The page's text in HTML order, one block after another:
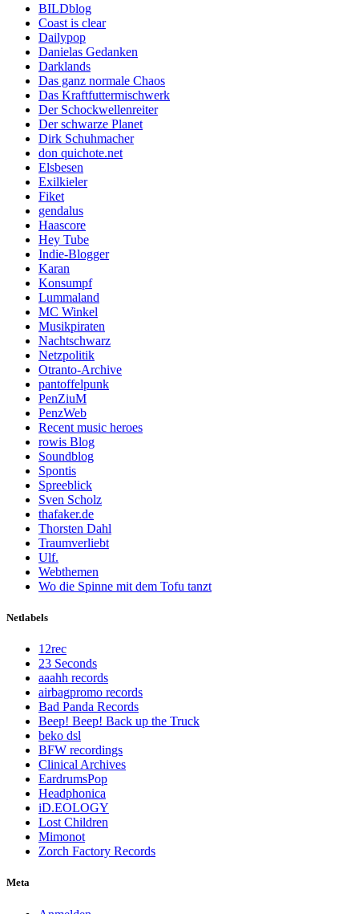
BILDblog
Coast is clear
Dailypop
Danielas Gedanken
Darklands
Das ganz normale Chaos
Das Kraftfuttermischwerk
Der Schockwellenreiter
Der schwarze Planet
Dirk Schuhmacher
don quichote.net
Elsbesen
Exilkieler
Fiket
gendalus
Haascore
Hey Tube
Indie-Blogger
Karan
Konsumpf
Lummaland
MC Winkel
Musikpiraten
Nachtschwarz
Netzpolitik
Otranto-Archive
pantoffelpunk
PenZiuM
PenzWeb
Recent music heroes
rowis Blog
Soundblog
Spontis
Spreeblick
Sven Scholz
thafaker.de
Thorsten Dahl
Traumverliebt
Ulf.
Webthemen
Wo die Spinne mit dem Tofu tanzt
Netlabels
12rec
23 Seconds
aaahh records
airbagpromo records
Bad Panda Records
Beep! Beep! Back up the Truck
beko dsl
BFW recordings
Clinical Archives
EardrumsPop
Headphonica
iD.EOLOGY
Lost Children
Mimonot
Zorch Factory Records
Meta